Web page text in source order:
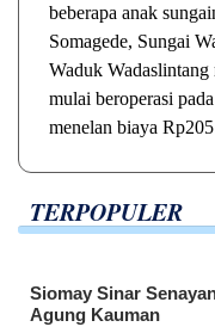
beberapa anak
Somagede, Sungai
Waduk
mulai beroperasi
menelan biaya
TERPOPULER
Siomay Sinar
Agung Kauman